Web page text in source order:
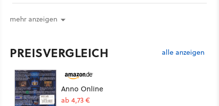
mehr anzeigen
PREISVERGLEICH alle anzeigen
Anno Online
ab 4,73 €